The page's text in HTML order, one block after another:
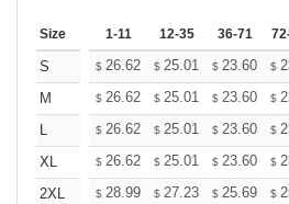
Size 1-11 12-35 36-71
S $ 26.62 $ 25.01 $ 23.60 $
M
$ 26.62 $ 25.01 $ 23.60 $
L
$ 26.62 $ 25.01 $ 23.60 $
XL
$ 26.62 $ 25.01 $ 23.60 $
2XL
$ 28.99 $ 27.23 $ 25.69 $